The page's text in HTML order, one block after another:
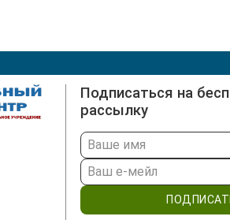
Подписаться на
рассылку